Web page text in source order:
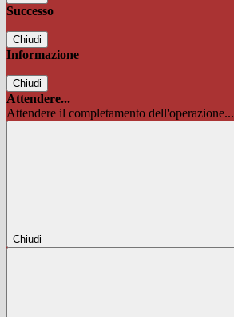
Successo
Chiudi
Informazione
Chiudi
Attendere...
Attendere il completamento dell'operazione...
Chiudi